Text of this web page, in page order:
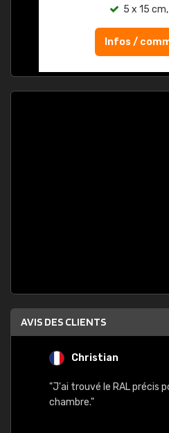
5 x 15
Infos /
AVIS DES CLIENTS
Christian
"J'ai trouvé le RAL précis
chambre."